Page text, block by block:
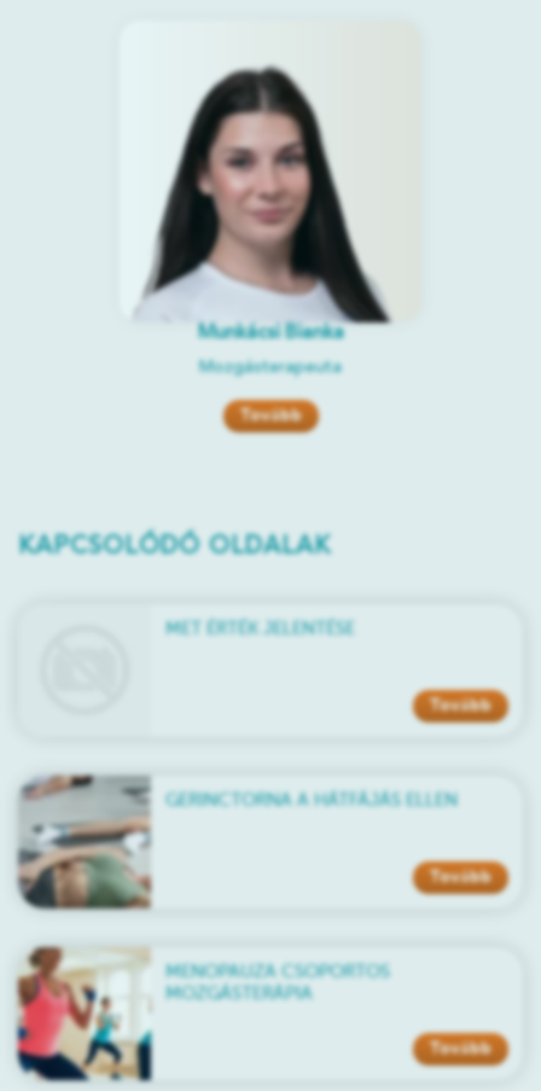
Munkácsi Bianka
Mozgásterapeuta
Tovább
KAPCSOLÓDÓ OLDALAK
MET ÉRTÉK JELENTÉSE
Tovább
GERINCTORNA A HÁTFÁJÁS ELLEN
Tovább
MENOPAUZA CSOPORTOS
MOZGÁSTERÁPIA
Tovább